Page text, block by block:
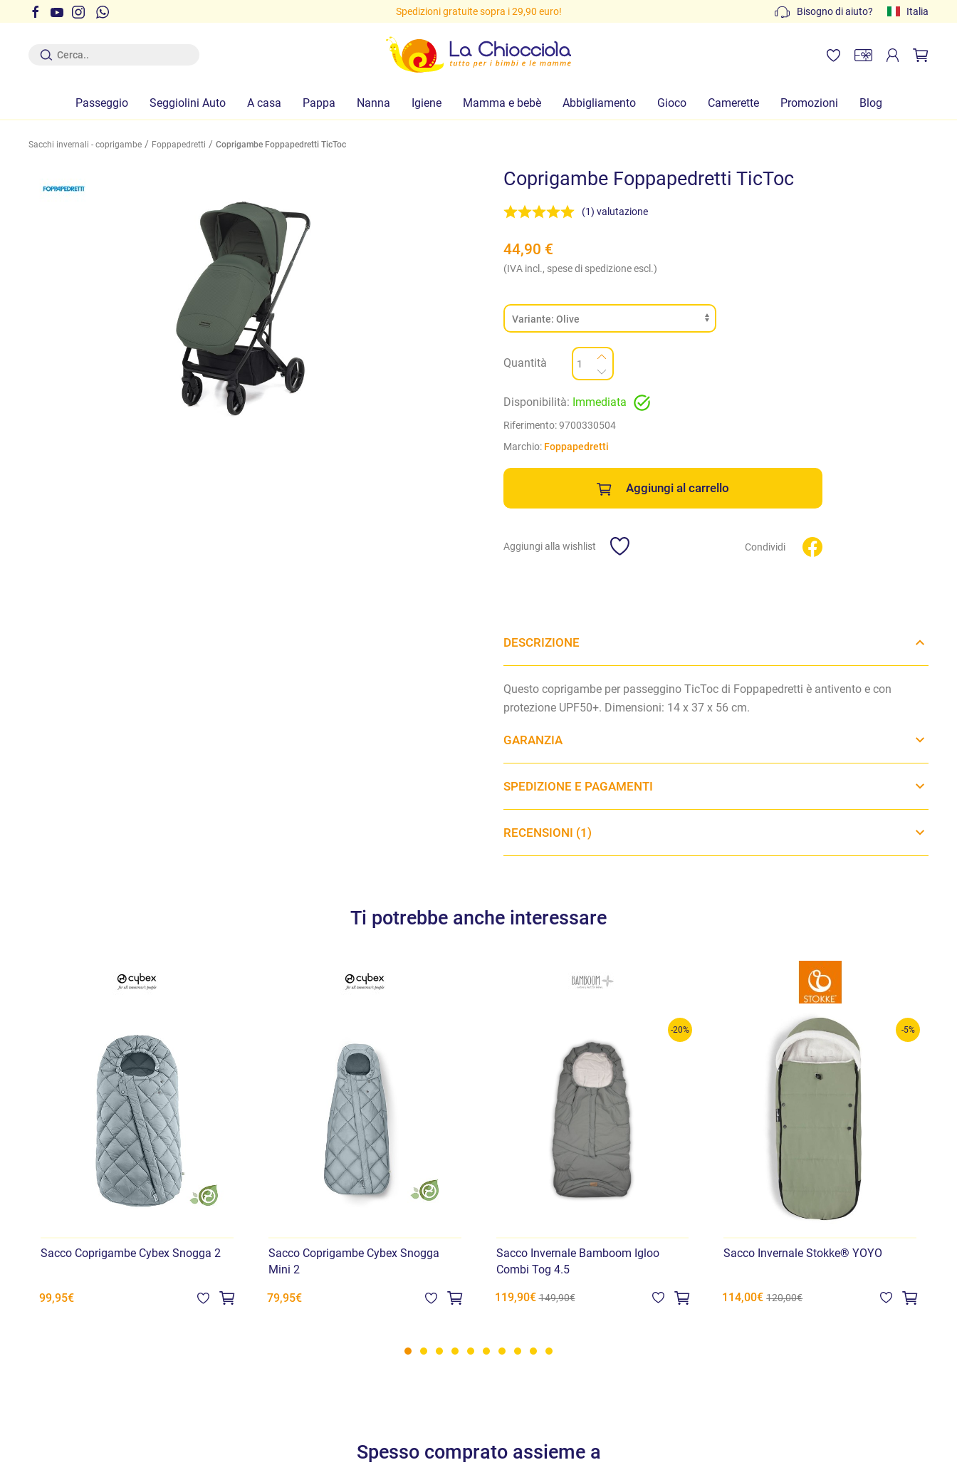
ferie dal 12 al 19 Agosto compresi Spedizioni gratuite sopra i 29,90 euro! Preventivi gratuiti: scrivi ainfo@lachiocciolababy.it
Bisogno di aiuto? Italia
Passeggio Seggiolini Auto A casa Pappa Nanna Igiene Mamma e bebè Abbigliamento Gioco Camerette Promozioni Blog
Sacchi invernali - coprigambe Foppapedretti Coprigambe Foppapedretti TicToc
Coprigambe Foppapedretti TicToc
(1) valutazione
44,90 €
(IVA incl., spese di spedizione escl.)
Quantità
Disponibilità: Immediata
Riferimento:9700330504
Marchio: Foppapedretti
Aggiungi al carrello
Aggiungi alla wishlist Condividi
DESCRIZIONE
Questo coprigambe per passeggino TicToc di Foppapedretti è antivento e con
protezione UPF50+. Dimensioni: 14 x 37 x 56 cm.
GARANZIA
SPEDIZIONE E PAGAMENTI
RECENSIONI (1)
Ti potrebbe anche interessare
Sacco Coprigambe Cybex Snogga 2
99,95€
Sacco Coprigambe Cybex Snogga
Mini 2
79,95€
-20%
Sacco Invernale Bamboom Igloo
Combi Tog 4.5
119,90€ 149,90€
-5%
Sacco Invernale Stokke® YOYO
114,00€ 120,00€
Spesso comprato assieme a